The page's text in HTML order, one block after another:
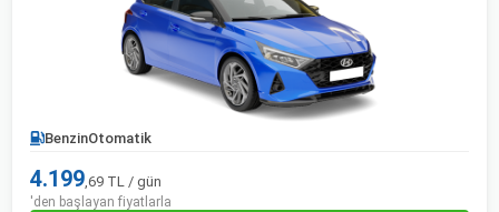
BenzinOtomatik
4.199,69 TL / gün
'den başlayan fiyatlarla